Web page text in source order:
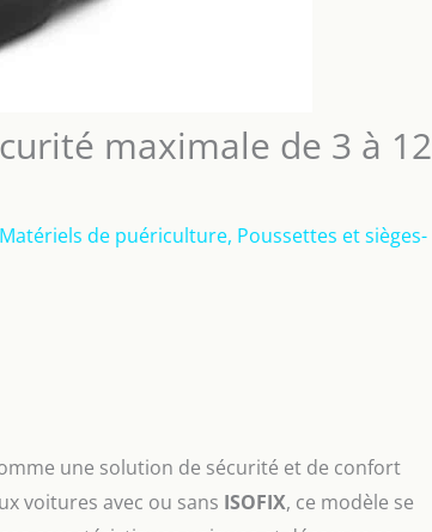
maximale de 3 à 12
Matériels de puériculture, Poussettes et sièges-
une solution de sécurité et de confort
voitures avec ou sans ISOFIX, ce modèle se